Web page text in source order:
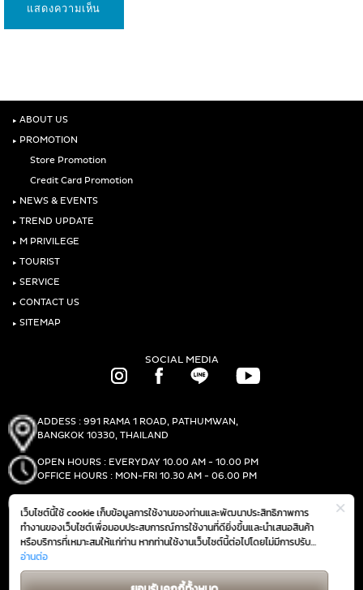
เว็บไซต์นี้ใช้ cookie เก็บข้อมูลการใช้งานของท่านและพัฒนาประสิทธิภาพการ
ทำงานของเว็บไซต์เพื่อมอบประสบการณ์การใช้งานที่ดียิ่งขึ้นและนำเสนอสินค้า
หรือบริการที่เหมาะสมให้แก่ท่าน หากท่านใช้งานเว็บไซต์นี้ต่อไปโดยไม่มีการปรับ
ตั้งค่าใดๆ ถือว่าท่านยอมรับตาม
ของเรา
อ่านต่อ
‣ ABOUT US
‣ PROMOTION
Store Promotion
Credit Card Promotion
‣ NEWS & EVENTS
‣ TREND UPDATE
‣ M PRIVILEGE
‣ TOURIST
‣ SERVICE
‣ CONTACT US
‣ SITEMAP
SOCIAL MEDIA
ADDESS : 991 RAMA 1 ROAD, PATHUMWAN,
BANGKOK 10330, THAILAND
OPEN HOURS : EVERYDAY 10.00 AM - 10.00 PM
OFFICE HOURS : MON-FRI 10.30 AM - 06.00 PM
FAX :(+66)2-690-1000